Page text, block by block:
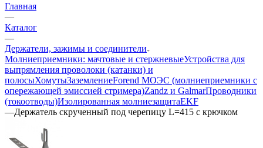
Главная
—
Каталог
—
Держатели, зажимы и соединители
Молниеприемники: мачтовые и стержневыеУстройства для
выпрямления проволоки (катанки) и
полосыХомутыЗаземлениеForend МОЭС (молниеприемники с
опережающей эмиссией стримера)Zandz и GalmarПроводники
(токоотводы)Изолированная молниезащитаEKF
—Держатель скрученный под черепицу L=415 с крючком